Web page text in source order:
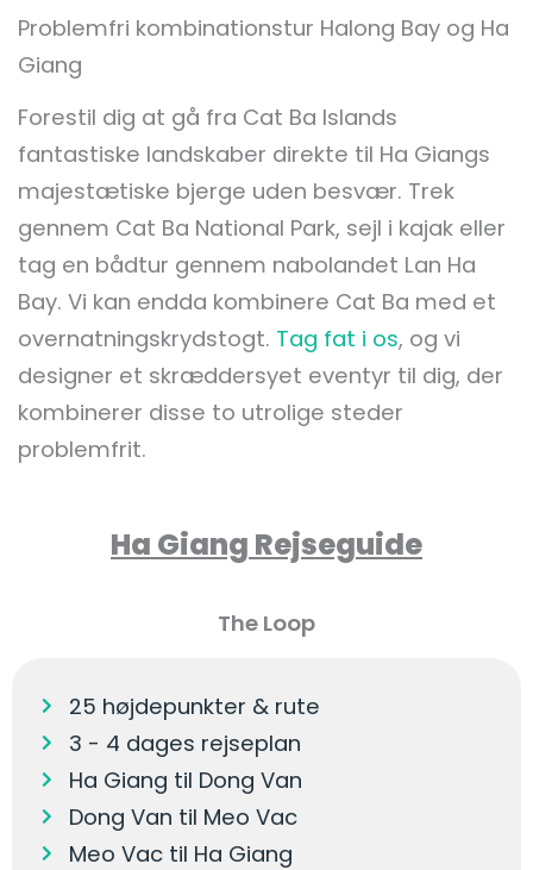
Problemfri kombinationstur Halong Bay og Ha
Giang
Forestil dig at gå fra Cat Ba Islands
fantastiske landskaber direkte til Ha Giangs
majestætiske bjerge uden besvær. Trek
gennem Cat Ba National Park, sejl i kajak eller
tag en bådtur gennem nabolandet Lan Ha
Bay. Vi kan endda kombinere Cat Ba med et
overnatningskrydstogt. Tag fat i os, og vi
designer et skræddersyet eventyr til dig, der
kombinerer disse to utrolige steder
problemfrit.
Ha Giang Rejseguide
The Loop
25 højdepunkter & rute
3 - 4 dages rejseplan
Ha Giang til Dong Van
Dong Van til Meo Vac
Meo Vac til Ha Giang